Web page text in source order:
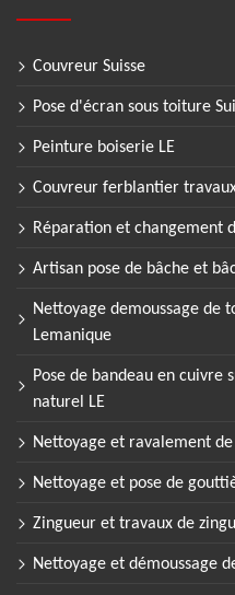
Couvreur Suisse
Pose d'écran sous toiture
Peinture boiserie LE
Couvreur ferblantier
Réparation et changement
Artisan pose de bâche et
Nettoyage demoussage de
Lemanique
Pose de bandeau en cuivre
naturel LE
Nettoyage et ravalement
Nettoyage et pose de
Zingueur et travaux de
Nettoyage et démoussage